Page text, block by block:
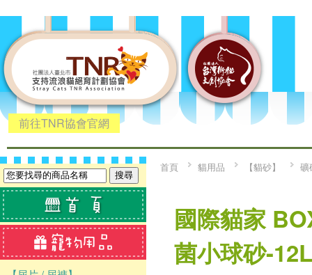
前往TNR協會官網
首頁 貓用品 【貓砂】 礦
國際貓家
菌小球砂-